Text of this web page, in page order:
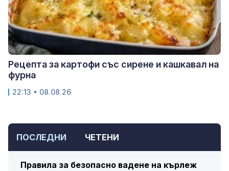
ПОСЛЕДНИ ЧЕТЕНИ
Правила за безопасно вадене на кърлеж
Рецепта за картофи със сирене и кашкавал на
фурна
22:13 • 08.08.26